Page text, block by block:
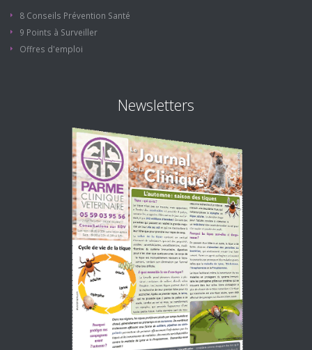
8 Conseils Prévention Santé
9 Points à Surveiller
Offres d'emploi
Newsletters